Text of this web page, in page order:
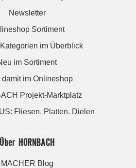
Newsletter
Sortiment
im Überblick
im Sortiment
damit im Onlineshop
Projekt-Marktplatz
Fliesen. Platten. Dielen
Über HORNBACH
MACHER Blog